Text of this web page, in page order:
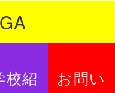
校紹
お問い